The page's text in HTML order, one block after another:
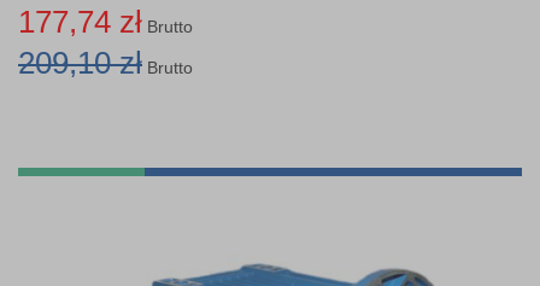
177,74 zł Brutto
209,10 zł Brutto